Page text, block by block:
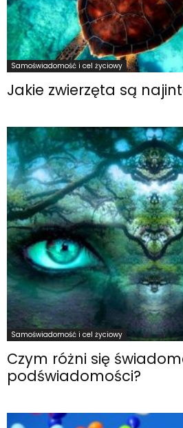
Samoświadomość i cel życiowy
Jakie zwierzęta są
Samoświadomość i cel życiowy
Czym różni się
podświadomości?